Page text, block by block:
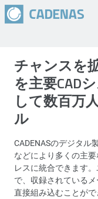
チャンスを
を主要CAD
して数百万
ル
CADENASのデジタル
などにより多くの主
レスに統合できます
で、収録されている
直接組み込むことがで